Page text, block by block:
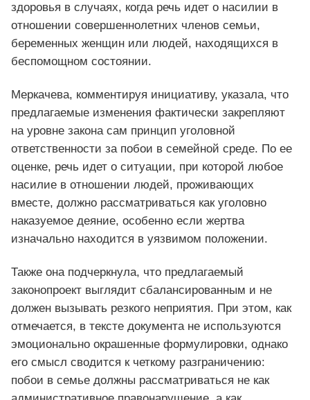
здоровья в случаях, когда речь идет о насилии в
отношении совершеннолетних членов семьи,
беременных женщин или людей, находящихся в
беспомощном состоянии.
Меркачева, комментируя инициативу, указала, что
предлагаемые изменения фактически закрепляют
на уровне закона сам принцип уголовной
ответственности за побои в семейной среде. По ее
оценке, речь идет о ситуации, при которой любое
насилие в отношении людей, проживающих
вместе, должно рассматриваться как уголовно
наказуемое деяние, особенно если жертва
изначально находится в уязвимом положении.
Также она подчеркнула, что предлагаемый
законопроект выглядит сбалансированным и не
должен вызывать резкого неприятия. При этом, как
отмечается, в тексте документа не используются
эмоционально окрашенные формулировки, однако
его смысл сводится к четкому разграничению:
побои в семье должны рассматриваться не как